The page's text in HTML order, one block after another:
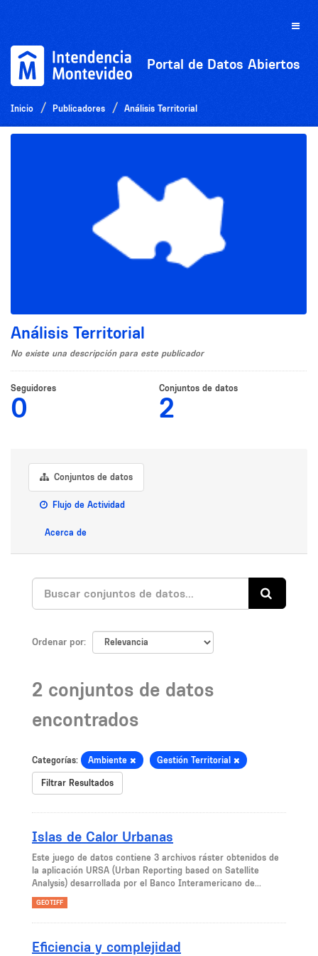
Toggle
Portal de Datos Abiertos
Inicio Publicadores Análisis Territorial
Análisis Territorial
No existe una descripción para este publicador
Seguidores
0
Conjuntos de datos
2
Conjuntos de datos
Flujo de Actividad
Acerca de
Ordenar por
2 conjuntos de datos
encontrados
Categorías: Ambiente Gestión Territorial
Filtrar Resultados
Islas de Calor Urbanas
Este juego de datos contiene 3 archivos ráster obtenidos de
la aplicación URSA (Urban Reporting based on Satellite
Analysis) desarrollada por el Banco Interamericano de...
GEOTIFF
Eficiencia y complejidad